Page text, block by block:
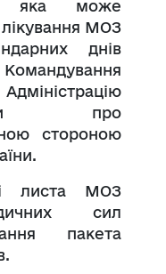
яка може
МОЗ
днів
про
стороною
листа МОЗ
сил
пакета